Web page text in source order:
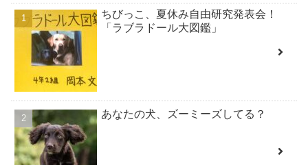
ちびっこ、夏休み自由研究発表会！
「ラブラドール大図鑑」
あなたの犬、ズーミーズしてる？